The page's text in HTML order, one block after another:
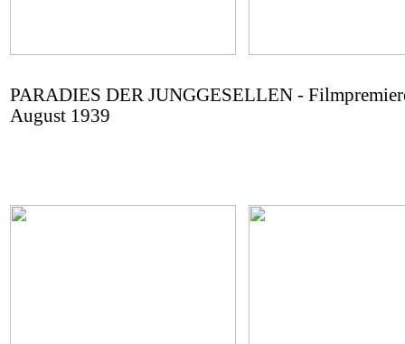
PARADIES DER JUNGGESELLEN -
August 1939